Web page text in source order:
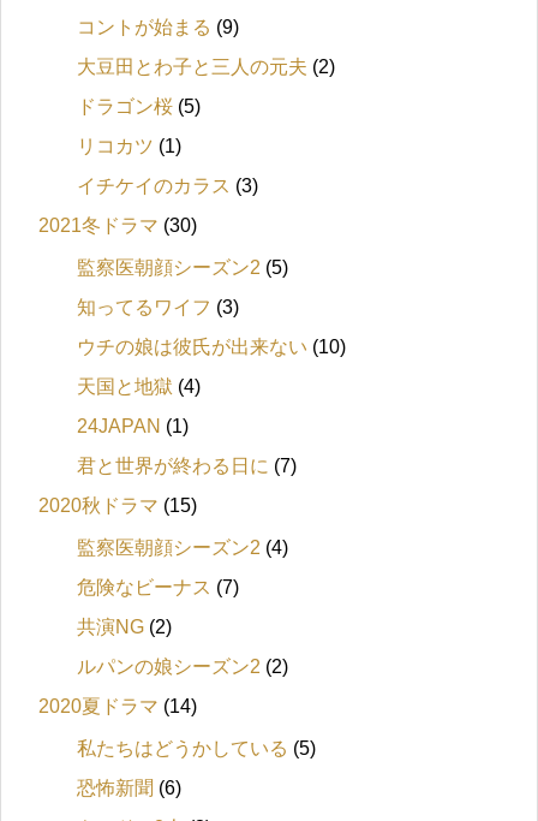
コントが始まる (9)
大豆田とわ子と三人の元夫 (2)
ドラゴン桜 (5)
リコカツ (1)
イチケイのカラス (3)
2021冬ドラマ (30)
監察医朝顔シーズン2 (5)
知ってるワイフ (3)
ウチの娘は彼氏が出来ない (10)
天国と地獄 (4)
24JAPAN (1)
君と世界が終わる日に (7)
2020秋ドラマ (15)
監察医朝顔シーズン2 (4)
危険なビーナス (7)
共演NG (2)
ルパンの娘シーズン2 (2)
2020夏ドラマ (14)
私たちはどうかしている (5)
恐怖新聞 (6)